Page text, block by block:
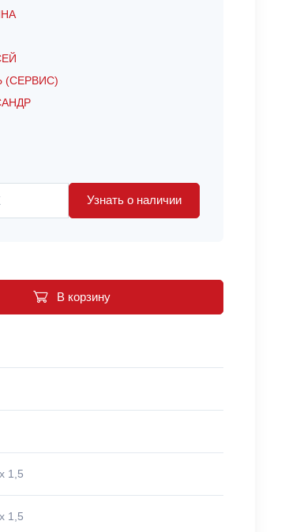
(СЕРВИС)
Узнать о наличии
В корзину
1,5
1,5